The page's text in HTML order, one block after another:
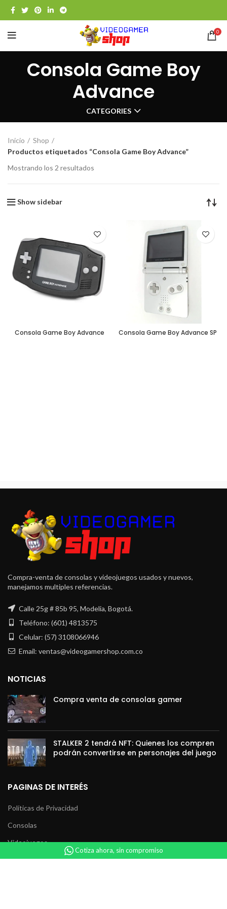
0
Consola Game Boy
Advance
CATEGORIES
Inicio
Shop
Productos etiquetados “Consola Game Boy Advance”
Mostrando los 2 resultados
Show sidebar
Consola Game Boy Advance Consola Game Boy Advance SP
Compra-venta de consolas y videojuegos usados y nuevos,
manejamos multiples referencias.
Calle 25g # 85b 95, Modelia, Bogotá.
Teléfono: (601) 4813575
Celular: (57) 3108066946
Email: ventas@videogamershop.com.co
NOTICIAS
Compra venta de consolas gamer
STALKER 2 tendrá NFT: Quienes los compren
podrán convertirse en personajes del juego
PAGINAS DE INTERÉS
Políticas de Privacidad
Consolas
Videojuegos
Accesorios
Cotiza ahora, sin compromiso